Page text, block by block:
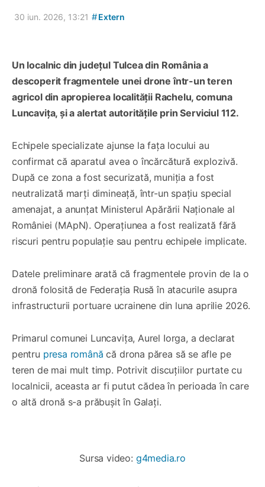
30 iun. 2026, 13:21 #Extern
Un localnic din județul Tulcea din România a
descoperit fragmentele unei drone într-un teren
agricol din apropierea localității Rachelu, comuna
Luncavița, și a alertat autoritățile prin Serviciul 112.
Echipele specializate ajunse la fața locului au
confirmat că aparatul avea o încărcătură explozivă.
După ce zona a fost securizată, muniția a fost
neutralizată marți dimineață, într-un spațiu special
amenajat, a anunțat Ministerul Apărării Naționale al
României (MApN). Operațiunea a fost realizată fără
riscuri pentru populație sau pentru echipele implicate.
Datele preliminare arată că fragmentele provin de la o
dronă folosită de Federația Rusă în atacurile asupra
infrastructurii portuare ucrainene din luna aprilie 2026.
Primarul comunei Luncavița, Aurel Iorga, a declarat
pentru presa română că drona părea să se afle pe
teren de mai mult timp. Potrivit discuțiilor purtate cu
localnicii, aceasta ar fi putut cădea în perioada în care
o altă dronă s-a prăbușit în Galați.
Sursa video: g4media.ro